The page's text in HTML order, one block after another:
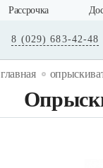
Рассрочка
8 (029) 683-42-48
главная